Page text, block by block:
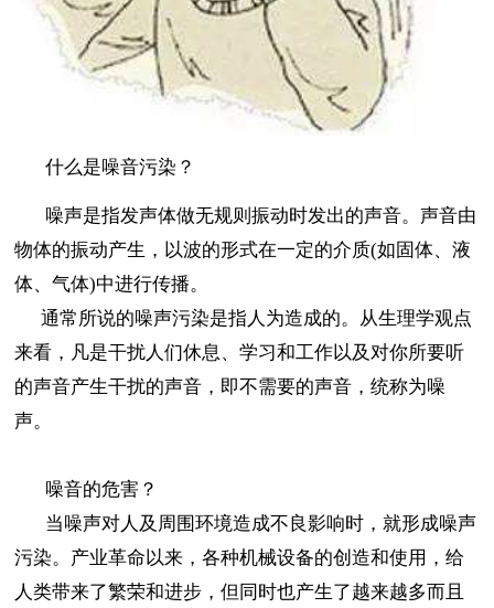
什么是噪音污染？
噪声是指发声体做无规则振动时发出的声音。声音由
物体的振动产生，以波的形式在一定的介质(如固体、液
体、气体)中进行传播。
通常所说的噪声污染是指人为造成的。从生理学观点
来看，凡是干扰人们休息、学习和工作以及对你所要听
的声音产生干扰的声音，即不需要的声音，统称为噪
声。
噪音的危害？
当噪声对人及周围环境造成不良影响时，就形成噪声
污染。产业革命以来，各种机械设备的创造和使用，给
人类带来了繁荣和进步，但同时也产生了越来越多而且